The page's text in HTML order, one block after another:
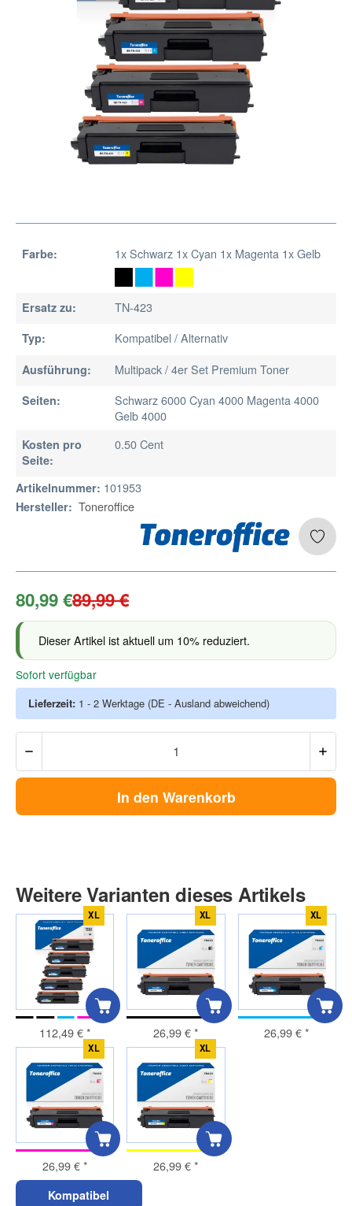
Farbe: 1x Schwarz 1x Cyan 1x Magenta 1x Gelb
Ersatz zu: TN-423
Typ: Kompatibel / Alternativ
Ausführung: Multipack / 4er Set Premium Toner
Seiten:
Schwarz 6000 Cyan 4000 Magenta 4000
Gelb 4000
Kosten pro
Seite:
0.50 Cent
Artikelnummer: 101953
Hersteller: Toneroffice
80,99 €89,99 €
Dieser Artikel ist aktuell um 10% reduziert.
Sofort verfügbar
Lieferzeit: 1 - 2 Werktage (DE - Ausland abweichend)
In den Warenkorb
Weitere Varianten dieses Artikels
XL
112,49 €*
XL
26,99 €*
XL
26,99 €*
XL
26,99 €*
XL
26,99 €*
Kompatibel